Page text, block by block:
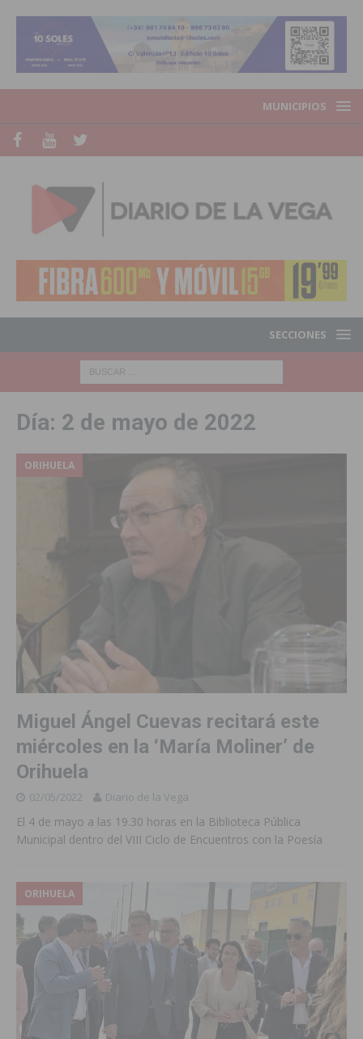
MUNICIPIOS
SECCIONES
Día: 2 de mayo de 2022
ORIHUELA
Miguel Ángel Cuevas recitará este
miércoles en la ‘María Moliner’ de
Orihuela
02/05/2022 Diario de la Vega
El 4 de mayo a las 19.30 horas en la Biblioteca Pública
Municipal dentro del VIII Ciclo de Encuentros con la Poesía
ORIHUELA